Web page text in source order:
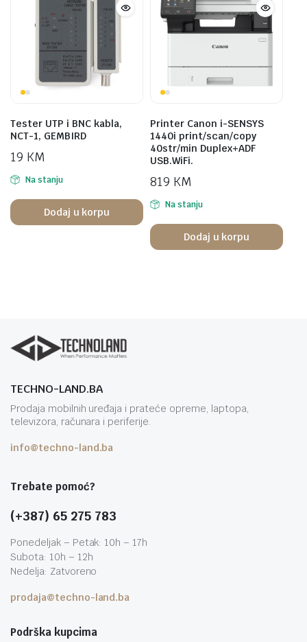
Tester UTP i BNC kabla,
NCT-1, GEMBIRD
19 KM
Na stanju
Dodaj u korpu
Printer Canon i-SENSYS
1440i print/scan/copy
40str/min Duplex+ADF
USB.WiFi.
819 KM
Na stanju
Dodaj u korpu
TECHNO-LAND.BA
Prodaja mobilnih uređaja i prateće opreme, laptopa,
televizora, računara i periferije.
info@techno-land.ba
Trebate pomoć?
(+387) 65 275 783
Ponedeljak – Petak: 10h – 17h
Subota: 10h – 12h
Nedelja: Zatvoreno
prodaja@techno-land.ba
Podrška kupcima